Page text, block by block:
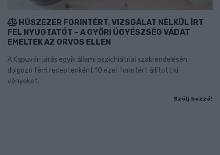
HÚSZEZER FORINTÉRT, VIZSGÁLAT NÉLKÜL ÍRT
FEL NYUGTATÓT – A GYŐRI ÜGYÉSZSÉG VÁDAT
EMELTEK AZ ORVOS ELLEN
A Kapuvári járás egyik állami pszichiátriai szakrendelésén
dolgozó férfi receptenként 10 ezer forintért állított ki
vényeket.
Szólj hozzá!